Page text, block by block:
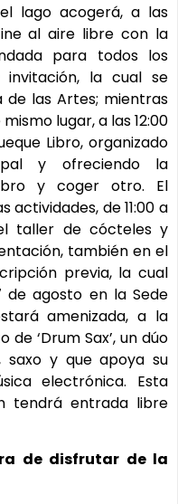
lago acogerá, a las
al aire libre con la
para todos los
la cual se
de las Artes; mientras
lugar, a las 12:00
Libro, organizado
y ofreciendo la
y coger otro. El
actividades, de 11:00 a
taller de cócteles y
también en el
previa, la cual
de agosto en la Sede
amenizada, a la
‘Drum Sax’, un dúo
saxo y que apoya su
electrónica. Esta
tendrá entrada libre
de disfrutar de la